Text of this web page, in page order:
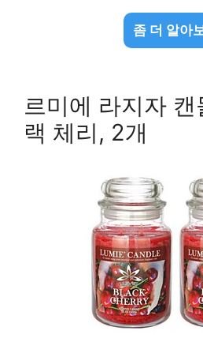
좀 더 알아
르미에 라지자
랙 체리, 2개